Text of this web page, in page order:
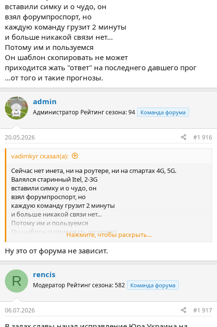
вставили симку и о чудо, он
взял форумпроспорт, но
каждую команду грузит 2 минуты
и больше никакой связи нет...
Потому им и пользуемся
Он шаблон скопировать не может
приходится жать "ответ" на последнего давшего прог
...от того и такие прогнозы.
admin
Администратор Рейтинг сезона: 94 Команда форума
20.05.2026 #1 916
vadimkyr сказал(а):
Сейчас нет инета, ни на роутере, ни на сmартах 4G, 5G.
Валялся старинный Itel, 2-3G
вставили симку и о чудо, он
взял форумпроспорт, но
каждую команду грузит 2 минуты
и больше никакой связи нет...
Потому им и пользуемся
Он шаблон скопировать не может
приходится жать "ответ" на последнего давшего прог
...от того и такие прогнозы.
Нажмите, чтобы раскрыть...
Ну это от форума не зависит.
R rencis
Модератор Рейтинг сезона: 582 Команда форума
06.07.2026 #1 917